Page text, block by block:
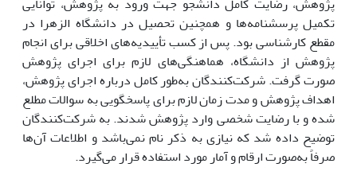
تکمیل پرسشنامه‌ها و همچنین تحصیل در دانشگاه الزهرا در
مقطع کارشناسی بود. پس از کسب تأییدیه‌های اخلاقی برای انجام
پژوهش از دانشگاه، هماهنگی‌های لازم برای اجرای پژوهش
صورت گرفت. شرکت‌کنندگان به‌طور کامل درباره اجرای پژوهش،
اهداف پژوهش و مدت زمان لازم برای پاسخگویی به سوالات مطلع
شده و با رضایت شخصی وارد پژوهش شدند. به شرکت‌کنندگان
توضیح داده شد که نیازی به ذکر نام نمی‌باشد و اطلاعات آن‌ها
صرفاً به‌صورت ارقام و آمار مورد استفاده قرار می‌گیرد.